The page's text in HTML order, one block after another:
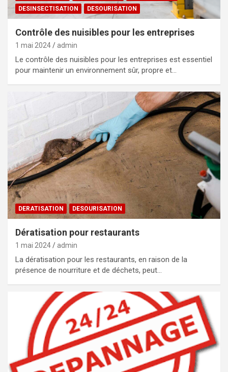
DESINSECTISATION
DESOURISATION
Contrôle des nuisibles pour les entreprises
1 mai 2024 admin
Le contrôle des nuisibles pour les entreprises est essentiel
pour maintenir un environnement sûr, propre et…
DERATISATION DESOURISATION
Dératisation pour restaurants
1 mai 2024 admin
La dératisation pour les restaurants, en raison de la
présence de nourriture et de déchets, peut…